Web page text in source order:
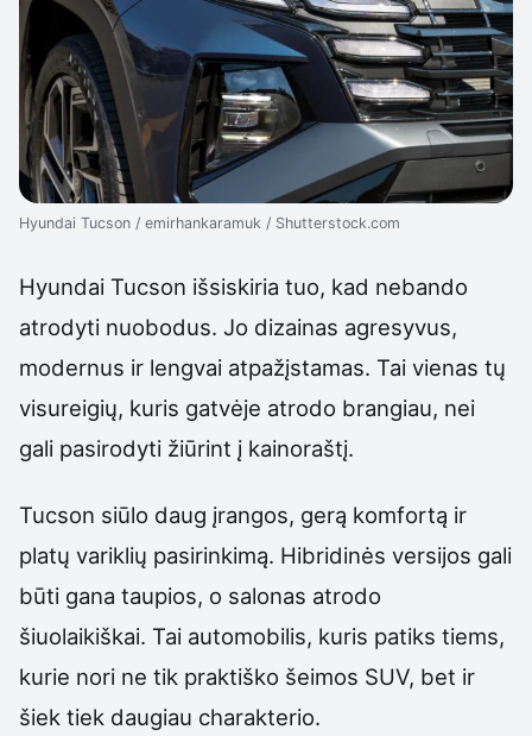
Hyundai Tucson / emirhankaramuk / Shutterstock.com
Hyundai Tucson išsiskiria tuo, kad nebando
atrodyti nuobodus. Jo dizainas agresyvus,
modernus ir lengvai atpažįstamas. Tai vienas tų
visureigių, kuris gatvėje atrodo brangiau, nei
gali pasirodyti žiūrint į kainoraštį.
Tucson siūlo daug įrangos, gerą komfortą ir
platų variklių pasirinkimą. Hibridinės versijos gali
būti gana taupios, o salonas atrodo
šiuolaikiškai. Tai automobilis, kuris patiks tiems,
kurie nori ne tik praktiško šeimos SUV, bet ir
šiek tiek daugiau charakterio.